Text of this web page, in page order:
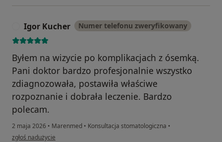
Igor Kucher Numer telefonu zweryfikowany
Byłem na wizycie po komplikacjach z ósemką.
Pani doktor bardzo profesjonalnie wszystko
zdiagnozowała, postawiła właściwe
rozpoznanie i dobrała leczenie. Bardzo
polecam.
2 maja 2026 • Marenmed • Konsultacja stomatologiczna •
w opinii użytkownika Igor Kucher
zgłoś nadużycie